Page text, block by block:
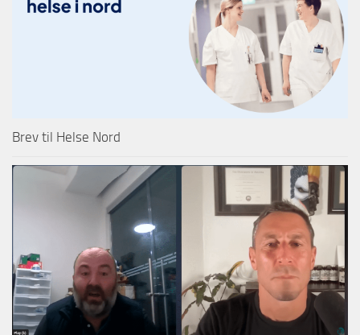
Brev til Helse Nord